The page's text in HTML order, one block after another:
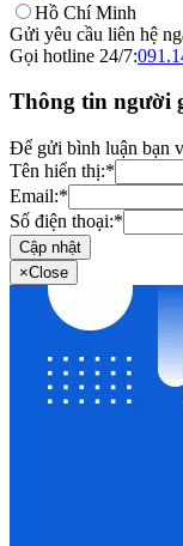
Hồ Chí Minh
Gửi yêu cầu liên hệ
Gọi hotline 24/7:
Thông tin người
Để gửi bình luận bạn
Tên hiển thị:*
Email:*
Số điện thoại:*
Cập nhật
×Close